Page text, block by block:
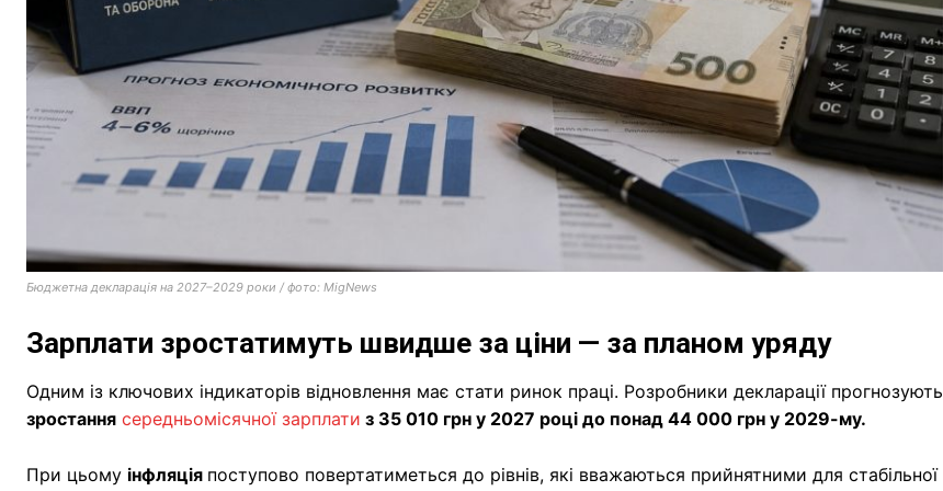
Бюджетна декларація на 2027–2029 роки / фото: MigNews
Зарплати зростатимуть швидше за ціни — за планом уряду
Одним із ключових індикаторів відновлення має стати ринок праці. Розробники декларації прогнозують
зростання середньомісячної зарплати з 35 010 грн у 2027 році до понад 44 000 грн у 2029-му.
При цьому інфляція поступово повертатиметься до рівнів, які вважаються прийнятними для стабільної